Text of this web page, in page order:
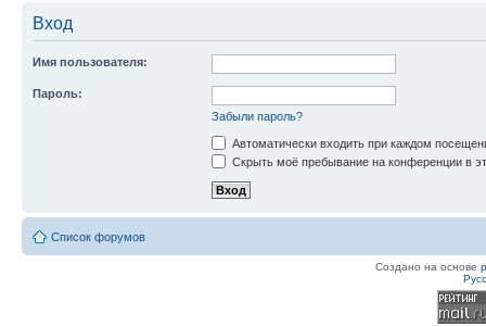
Вход
Имя пользователя:
Пароль:
Забыли пароль?
Автоматически входить при каждом
Скрыть моё пребывание на конференции в
Список форумов
Создано на основе